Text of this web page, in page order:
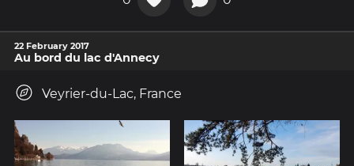
22 February 2017
Au bord du lac d'Annecy
Veyrier-du-Lac, France